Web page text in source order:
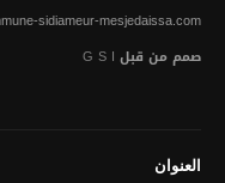
استخراج الدفتر العائلي
استخراج نظير من الدفتر
sidiameur-mesjedaissa.com
صمم من قبل
العنوان